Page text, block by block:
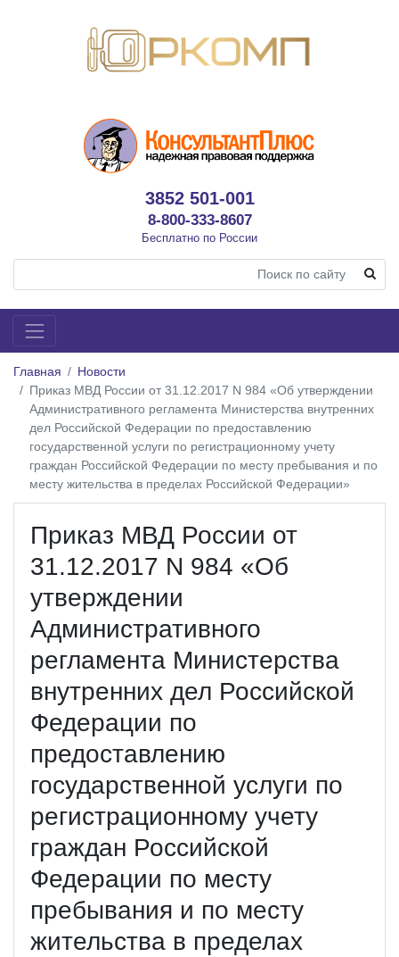
3852 501-001
8-800-333-8607
Бесплатно по России
Главная
Новости
Приказ МВД России от 31.12.2017 N 984 «Об утверждении
Административного регламента Министерства внутренних
дел Российской Федерации по предоставлению
государственной услуги по регистрационному учету
граждан Российской Федерации по месту пребывания и по
месту жительства в пределах Российской Федерации»
Приказ МВД России от
31.12.2017 N 984 «Об
утверждении
Административного
регламента Министерства
внутренних дел Российской
Федерации по
предоставлению
государственной услуги по
регистрационному учету
граждан Российской
Федерации по месту
пребывания и по месту
жительства в пределах